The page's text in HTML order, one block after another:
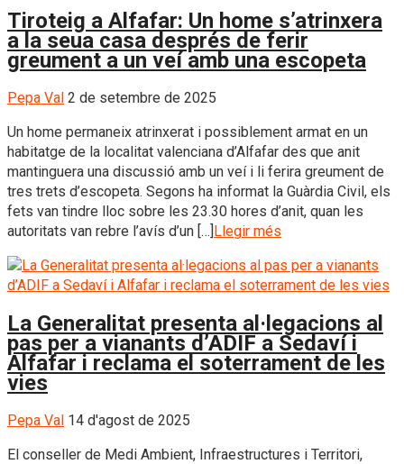
Tiroteig a Alfafar: Un home s’atrinxera
a la seua casa després de ferir
greument a un veí amb una escopeta
Pepa Val 2 de setembre de 2025
Un home permaneix atrinxerat i possiblement armat en un
habitatge de la localitat valenciana d’Alfafar des que anit
mantinguera una discussió amb un veí i li ferira greument de
tres trets d’escopeta. Segons ha informat la Guàrdia Civil, els
fets van tindre lloc sobre les 23.30 hores d’anit, quan les
autoritats van rebre l’avís d’un […]Llegir més
La Generalitat presenta al·legacions al
pas per a vianants d’ADIF a Sedaví i
Alfafar i reclama el soterrament de les
vies
Pepa Val 14 d'agost de 2025
El conseller de Medi Ambient, Infraestructures i Territori,